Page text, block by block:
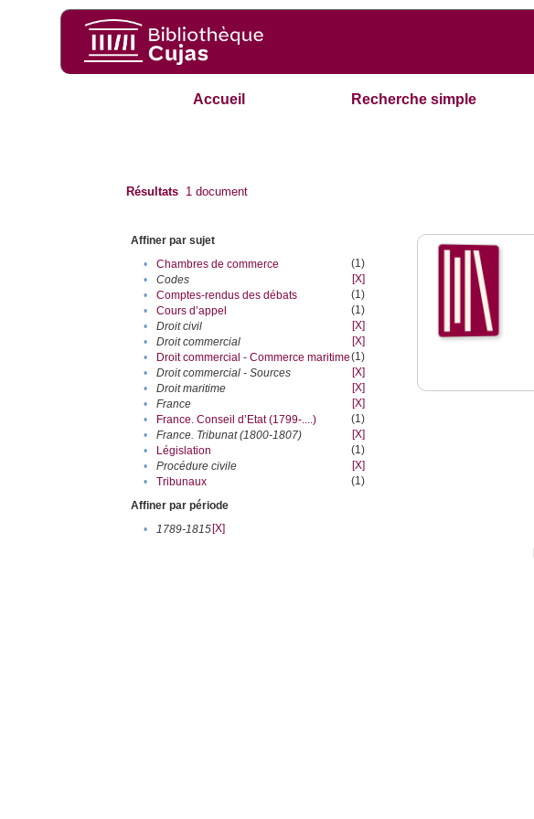
Accueil Recherche simple
Résultats 1 document
Affiner par sujet
•
Chambres de commerce
(1)
•
Codes
[X]
•
Comptes-rendus des débats
(1)
•
Cours d’appel
(1)
•
Droit civil
[X]
•
Droit commercial
[X]
•
Droit commercial - Commerce maritime(1)
•
Droit commercial - Sources
[X]
•
Droit maritime
[X]
•
France
[X]
•
France. Conseil d’Etat (1799-....)
(1)
•
France. Tribunat (1800-1807)
[X]
•
Législation
(1)
•
Procédure civile
[X]
•
Tribunaux
(1)
Affiner par période
•
1789-1815[X]